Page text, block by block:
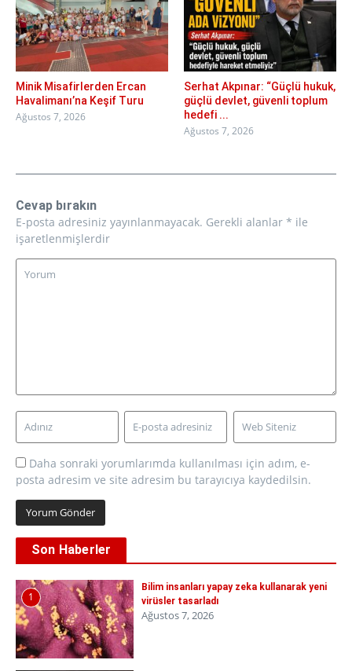
Minik Misafirlerden Ercan
Havalimanı’na Keşif Turu
Ağustos 7, 2026
Serhat Akpınar: “Güçlü hukuk,
güçlü devlet, güvenli toplum
hedefi ...
Ağustos 7, 2026
Cevap bırakın
E-posta adresiniz yayınlanmayacak. Gerekli alanlar * ile
işaretlenmişlerdir
Daha sonraki yorumlarımda kullanılması için adım, e-
posta adresim ve site adresim bu tarayıcıya kaydedilsin.
Son Haberler
1
Bilim insanları yapay zeka kullanarak yeni
virüsler tasarladı
Ağustos 7, 2026